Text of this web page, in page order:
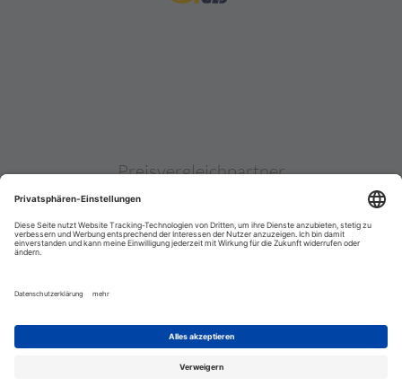
Preisvergleichpartner